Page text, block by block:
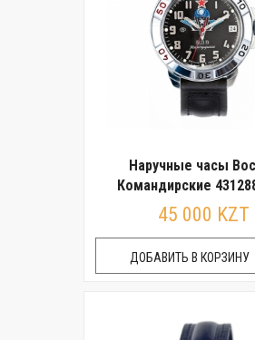
Наручные часы
Командирские
45 000 KZT
ДОБАВИТЬ В КОРЗИНУ